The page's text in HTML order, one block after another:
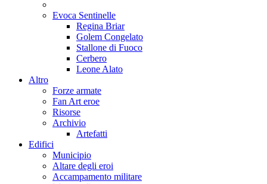
Evoca Sentinelle
Regina Briar
Golem Congelato
Stallone di Fuoco
Cerbero
Leone Alato
Altro
Forze armate
Fan Art eroe
Risorse
Archivio
Artefatti
Edifici
Municipio
Altare degli eroi
Accampamento militare